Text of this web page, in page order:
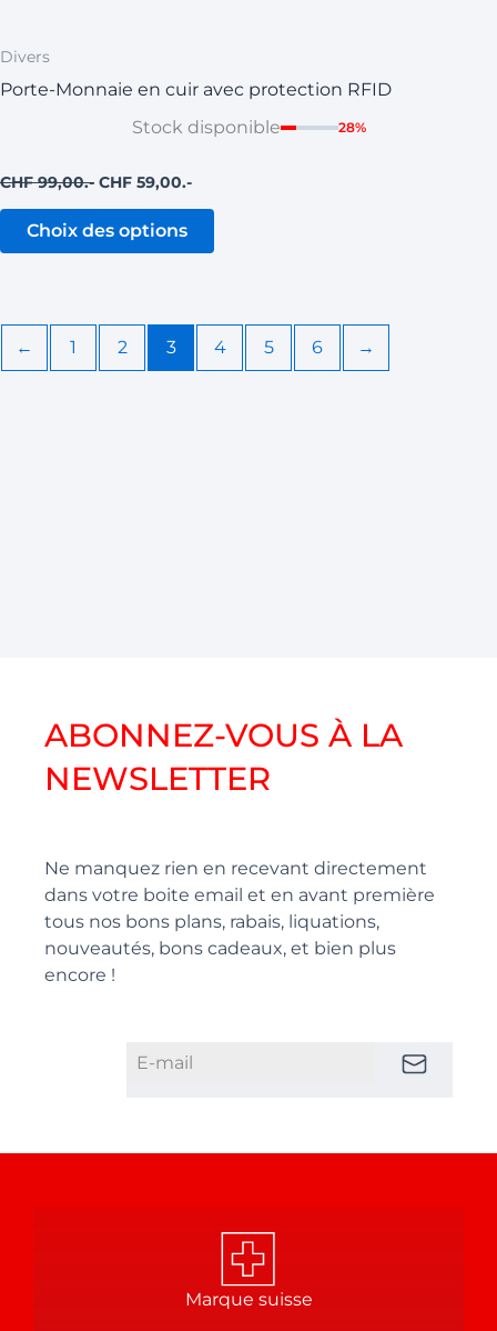
Divers
Porte-Monnaie en cuir avec protection RFID
Stock disponible
28%
CHF99,00 CHF 59,00
Choix des options
← 1 2 3 4 5 6 →
ABONNEZ-VOUS À LA
NEWSLETTER
Ne manquez rien en recevant directement
dans votre boite email et en avant première
tous nos bons plans, rabais, liquations,
nouveautés, bons cadeaux, et bien plus
encore !
Marque suisse